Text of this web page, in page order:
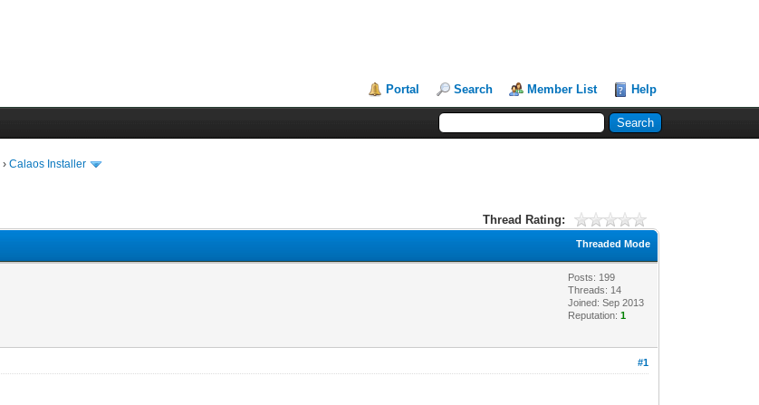
Portal Search Member List Help
›Calaos Installer
Thread Rating:
Threaded Mode
Posts: 199
Threads: 14
Joined: Sep 2013
Reputation:1
#1